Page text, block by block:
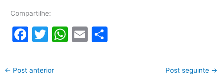
Compartilhe:
F
c
T
itt
W E
← Post anterior Post seguinte →